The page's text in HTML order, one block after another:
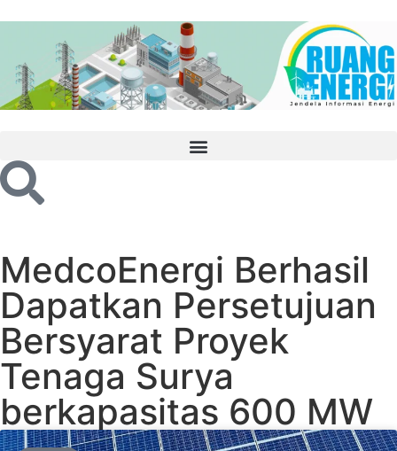
MedcoEnergi Berhasil
Dapatkan Persetujuan
Bersyarat Proyek
Tenaga Surya
berkapasitas 600 MW